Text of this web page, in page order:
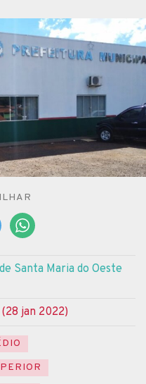
Santa Maria do Oeste
jan 2022)